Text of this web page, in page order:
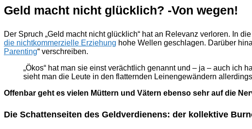
Geld macht nicht glücklich? -Von wegen!
Der Spruch „Geld macht nicht glücklich“ hat an Relevanz verloren. In
die nichtkommerzielle Erziehung hohe Wellen geschlagen. Darüber
Parenting“ verschreiben.
„Ökos“ hat man sie einst verächtlich genannt und – ja – auch ich
sieht man die Leute in den flatternden Leinengewändern
Offenbar geht es vielen Müttern und Vätern ebenso sehr auf die
Die Schattenseiten des Geldverdienens: der kollektive